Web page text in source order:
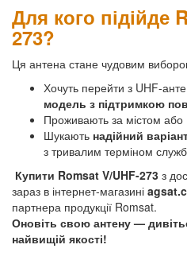
Для кого підійде
273?
Ця антена стане чудовим
Хочуть перейти з UHF-
модель з підтримкою
Проживають за містом або
Шукають надійний
з тривалим терміном
Купити Romsat V/UHF-273 з
зараз в інтернет-магазині
партнера продукції Romsat.
Оновіть свою антену —
найвищій якості!